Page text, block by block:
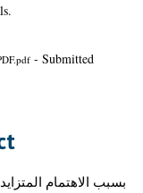
- Submitted
بسبب الاهتمام